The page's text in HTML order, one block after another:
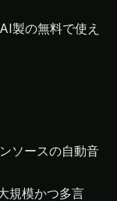
製の無料で使え
ソースの自動音
規模かつ多言